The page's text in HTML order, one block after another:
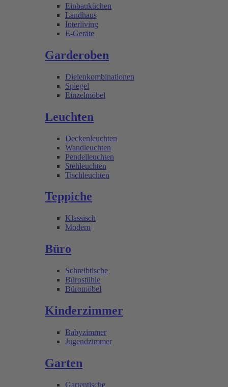
Einbauküchen
Landhaus
Interliving
E-Geräte
Garderoben
Dielenkombinationen
Spiegel
Einzelmöbel
Leuchten
Deckenleuchten
Wandleuchten
Pendelleuchten
Stehleuchten
Tischleuchten
Teppiche
Klassisch
Modern
Büro
Schreibtische
Bürostühle
Büromöbel
Kinderzimmer
Babyzimmer
Jugendzimmer
Garten
Gartentische